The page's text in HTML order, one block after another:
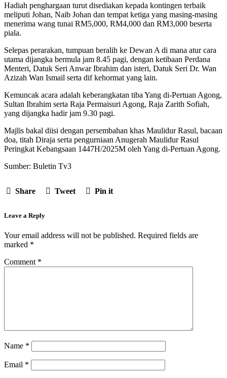
Hadiah penghargaan turut disediakan kepada kontingen terbaik
meliputi Johan, Naib Johan dan tempat ketiga yang masing-masing
menerima wang tunai RM5,000, RM4,000 dan RM3,000 beserta
piala.
Selepas perarakan, tumpuan beralih ke Dewan A di mana atur cara
utama dijangka bermula jam 8.45 pagi, dengan ketibaan Perdana
Menteri, Datuk Seri Anwar Ibrahim dan isteri, Datuk Seri Dr. Wan
Azizah Wan Ismail serta dif kehormat yang lain.
Kemuncak acara adalah keberangkatan tiba Yang di-Pertuan Agong,
Sultan Ibrahim serta Raja Permaisuri Agong, Raja Zarith Sofiah,
yang dijangka hadir jam 9.30 pagi.
Majlis bakal diisi dengan persembahan khas Maulidur Rasul, bacaan
doa, titah Diraja serta pengurniaan Anugerah Maulidur Rasul
Peringkat Kebangsaan 1447H/2025M oleh Yang di-Pertuan Agong.
Sumber: Buletin Tv3
Share Tweet Pin it
Leave a Reply
Your email address will not be published. Required fields are
marked *
Comment *
Name *
Email *